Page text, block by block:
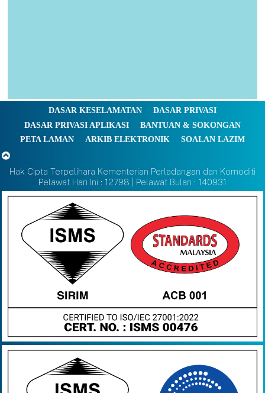
DASAR KESELAMATAN
DASAR PRIVASI
DASAR PRIVASI APLIKASI
BANTUAN & SOKONGAN
PETA LAMAN
ARKIB ELEKTRONIK SOALAN LAZIM
Hak Cipta Terpelihara Kementerian Perladangan dan Komoditi
Pelawat Hari Ini : 12798 | Pelawat Bulan : 140931